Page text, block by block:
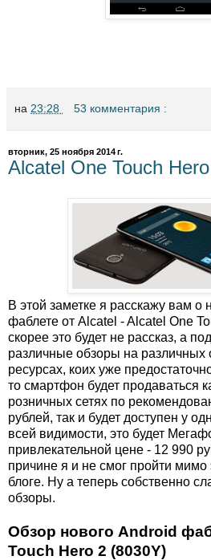
на 23:28 53 комментария :
вторник, 25 ноября 2014 г.
Alcatel One Touch
В этой заметке я расскажу вам
фаблете от Alcatel - Alcatel One
скорее это будет не рассказ, а
различные обзоры на различных
ресурсах, коих уже
то смартфон будет продаваться
розничных сетях по
рублей, так и будет доступен у
всей видимости, это будет
привлекательной цене - 12 990
причине я и не смог пройти
блоге. Ну а теперь собственно
обзоры.
Обзор нового Android
Touch Hero 2 (8030Y)